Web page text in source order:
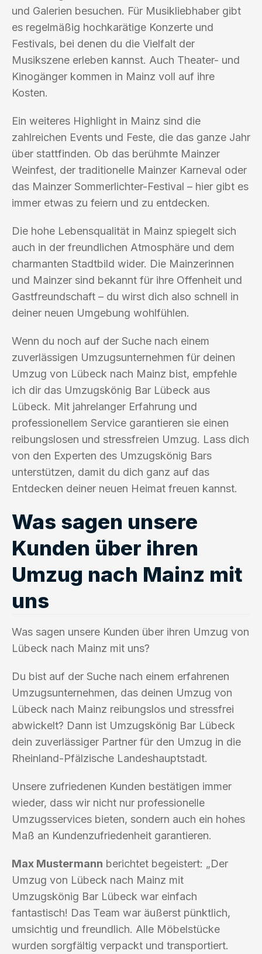
und Galerien besuchen. Für Musikliebhaber gibt
es regelmäßig hochkarätige Konzerte und
Festivals, bei denen du die Vielfalt der
Musikszene erleben kannst. Auch Theater- und
Kinogänger kommen in Mainz voll auf ihre
Kosten.
Ein weiteres Highlight in Mainz sind die
zahlreichen Events und Feste, die das ganze Jahr
über stattfinden. Ob das berühmte Mainzer
Weinfest, der traditionelle Mainzer Karneval oder
das Mainzer Sommerlichter-Festival – hier gibt es
immer etwas zu feiern und zu entdecken.
Die hohe Lebensqualität in Mainz spiegelt sich
auch in der freundlichen Atmosphäre und dem
charmanten Stadtbild wider. Die Mainzerinnen
und Mainzer sind bekannt für ihre Offenheit und
Gastfreundschaft – du wirst dich also schnell in
deiner neuen Umgebung wohlfühlen.
Wenn du noch auf der Suche nach einem
zuverlässigen Umzugsunternehmen für deinen
Umzug von Lübeck nach Mainz bist, empfehle
ich dir das Umzugskönig Bar Lübeck aus
Lübeck. Mit jahrelanger Erfahrung und
professionellem Service garantieren sie einen
reibungslosen und stressfreien Umzug. Lass dich
von den Experten des Umzugskönig Bars
unterstützen, damit du dich ganz auf das
Entdecken deiner neuen Heimat freuen kannst.
Was sagen unsere
Kunden über ihren
Umzug nach Mainz mit
uns
Was sagen unsere Kunden über ihren Umzug von
Lübeck nach Mainz mit uns?
Du bist auf der Suche nach einem erfahrenen
Umzugsunternehmen, das deinen Umzug von
Lübeck nach Mainz reibungslos und stressfrei
abwickelt? Dann ist Umzugskönig Bar Lübeck
dein zuverlässiger Partner für den Umzug in die
Rheinland-Pfälzische Landeshauptstadt.
Unsere zufriedenen Kunden bestätigen immer
wieder, dass wir nicht nur professionelle
Umzugsservices bieten, sondern auch ein hohes
Maß an Kundenzufriedenheit garantieren.
Max Mustermann berichtet begeistert: „Der
Umzug von Lübeck nach Mainz mit
Umzugskönig Bar Lübeck war einfach
fantastisch! Das Team war äußerst pünktlich,
umsichtig und freundlich. Alle Möbelstücke
wurden sorgfältig verpackt und transportiert.